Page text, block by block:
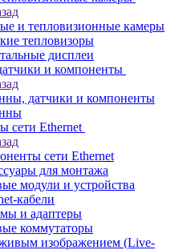
и тепловизионные камеры
тепловизоры
дисплеи
и компоненты
датчики и компоненты
сети Ethernet
сети Ethernet
для монтажа
модули и устройства
кабели
и адаптеры
коммутаторы
изображением (Live-